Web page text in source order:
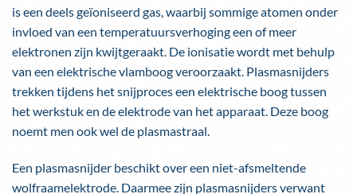
kan
gekozen
worden
op
de
is een deels geïoniseerd gas, waarbij sommige atomen onder
invloed van een temperatuursverhoging een of meer
elektronen zijn kwijtgeraakt. De ionisatie wordt met behulp
van een elektrische vlamboog veroorzaakt. Plasmasnijders
trekken tijdens het snijproces een elektrische boog tussen
het werkstuk en de elektrode van het apparaat. Deze boog
noemt men ook wel de plasmastraal.
Een plasmasnijder beschikt over een niet-afsmeltende
wolfraamelektrode. Daarmee zijn plasmasnijders verwant